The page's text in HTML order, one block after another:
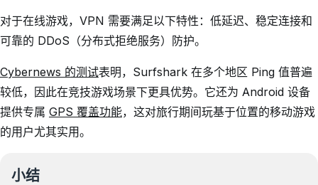
对于在线游戏，VPN 需要满足以下特性：低延迟、稳定连接和
可靠的 DDoS（分布式拒绝服务）防护。
Cybernews 的测试表明，Surfshark 在多个地区 Ping 值普遍
较低，因此在竞技游戏场景下更具优势。它还为 Android 设备
提供专属 GPS 覆盖功能，这对旅行期间玩基于位置的移动游戏
的用户尤其实用。
小结